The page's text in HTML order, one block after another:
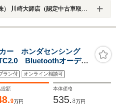
崎大師店（認定中古車取扱店）
ー ホンダセンシング
Bluetoothオーディ
シート 純正フロント
チアルミホイール
ラン付 オンライン相談可
額
9万円
本体価格
535.8万円